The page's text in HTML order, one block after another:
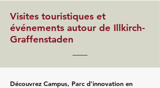
Visites touristiques et
événements autour de Illkirch-
Graffenstaden
Découvrez Campus, Parc d’innovation en